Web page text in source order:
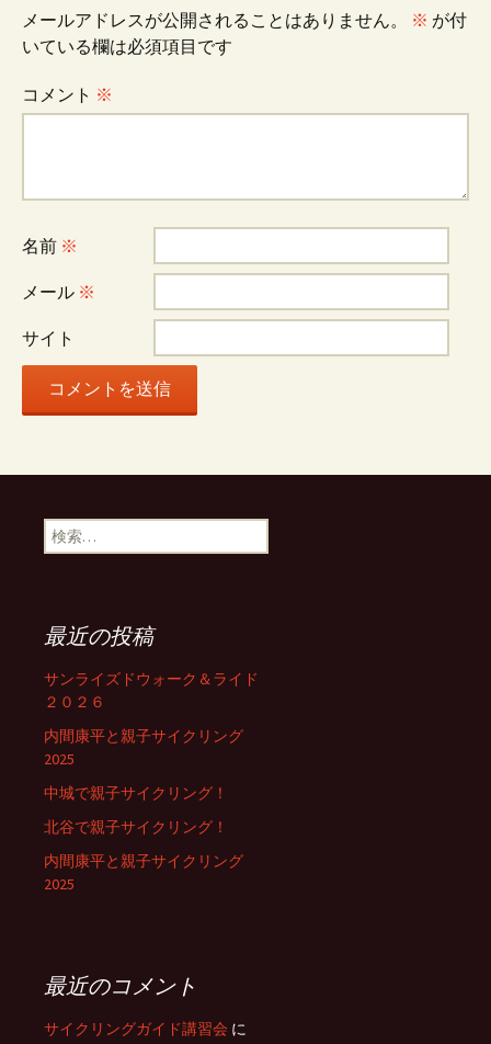
ゲ
ー
ョ
ン
メールアドレスが公開されることはありません。 ※ が付
いている欄は必須項目です
コメント ※
名前 ※
メール ※
サイト
検
索:
最近の投稿
サンライズドウォーク＆ライド
２０２６
内間康平と親子サイクリング
2025
中城で親子サイクリング！
北谷で親子サイクリング！
内間康平と親子サイクリング
2025
最近のコメント
サイクリングガイド講習会 に